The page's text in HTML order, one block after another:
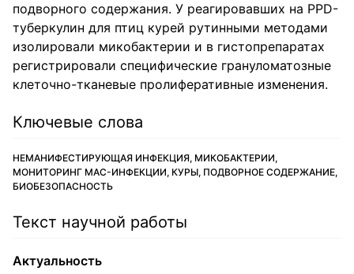
подворного содержания. У реагировавших на PPD-
туберкулин для птиц курей рутинными методами
изолировали микобактерии и в гистопрепаратах
регистрировали специфические грануломатозные
клеточно-тканевые пролиферативные изменения.
Ключевые слова
НЕМАНИФЕСТИРУЮЩАЯ ИНФЕКЦИЯ, МИКОБАКТЕРИИ,
МОНИТОРИНГ МАС-ИНФЕКЦИИ, КУРЫ, ПОДВОРНОЕ СОДЕРЖАНИЕ,
БИОБЕЗОПАСНОСТЬ
Текст научной работы
Актуальность